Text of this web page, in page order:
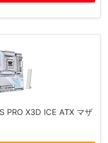
PRO X3D ICE ATX マザ